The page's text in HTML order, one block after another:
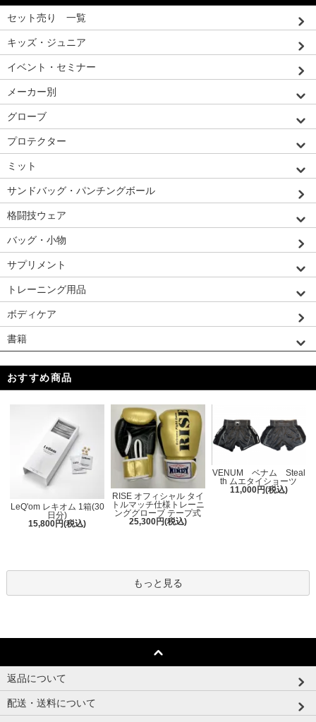
セット売り 一覧
キッズ・ジュニア
イベント・セミナー
メーカー別
グローブ
プロテクター
ミット
サンドバッグ・パンチングボール
格闘技ウェア
バッグ・小物
サプリメント
トレーニング用品
ボディケア
書籍
おすすめ商品
LeQ'om レキオム 1箱(30
日分)
15,800円(税込)
RISE オフィシャル タイ
トルマッチ仕様トレーニ
ンググローブ テープ式
25,300円(税込)
VENUM ベナム Steal
th ムエタイショーツ
11,000円(税込)
もっと見る
返品について
配送・送料について